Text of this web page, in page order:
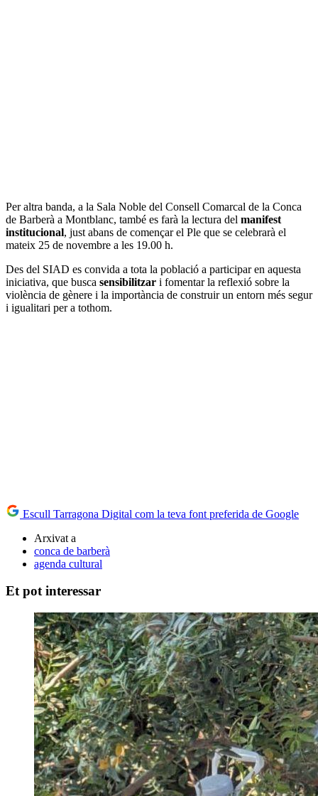
Per altra banda, a la Sala Noble del Consell Comarcal de la Conca
de Barberà a Montblanc, també es farà la lectura del manifest
institucional, just abans de començar el Ple que se celebrarà el
mateix 25 de novembre a les 19.00 h.
Des del SIAD es convida a tota la població a participar en aquesta
iniciativa, que busca sensibilitzar i fomentar la reflexió sobre la
violència de gènere i la importància de construir un entorn més segur
i igualitari per a tothom.
Escull Tarragona Digital com la teva font preferida de Google
Arxivat a
conca de barberà
agenda cultural
Et pot interessar